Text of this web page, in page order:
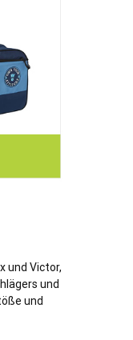
und Victor,
und
und